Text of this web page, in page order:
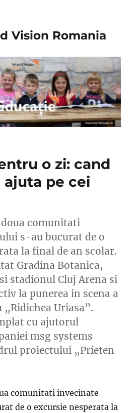
Vision Romania
o zi: cand
pe cei
comunitati
s-au bucurat de o
la final de an scolar.
Gradina Botanica,
stadionul Cluj Arena si
la punerea in scena a
„Ridichea Uriasa”.
cu ajutorul
msg systems
proiectului „Prieten
comunitati invecinate
de o excursie nesperata la